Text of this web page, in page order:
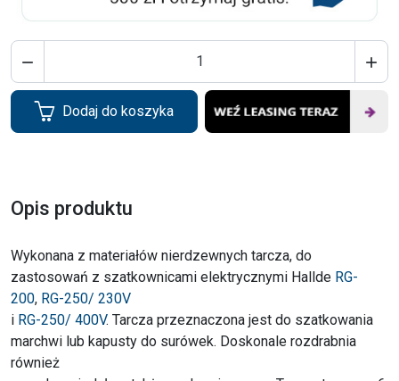
 
Dodaj do koszyka
Opis produktu
Wykonana z materiałów nierdzewnych tarcza, do
zastosowań z szatkownicami elektrycznymi Hallde RG-
200, RG-250/ 230V
i RG-250/ 400V. Tarcza przeznaczona jest do szatkowania
marchwi lub kapusty do surówek. Doskonale rozdrabnia
również